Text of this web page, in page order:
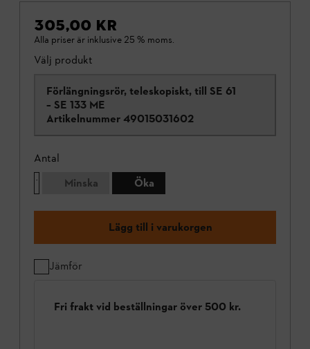
305,00 KR
Alla priser är inklusive 25 % moms.
Välj produkt
Förlängningsrör, teleskopiskt, till SE 61
– SE 133 ME
Artikelnummer 49015031602
Antal
Minska
Öka
Lägg till i varukorgen
Jämför
Fri frakt vid beställningar över 500 kr.